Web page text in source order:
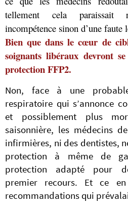
tellement cela paraissait
incompétence sinon d’une faute
Bien que dans le cœur de
soignants libéraux devront
protection FFP2.
Non, face à une
respiratoire qui s’annonce
et possiblement plus
saisonnière, les médecins
infirmières, ni des dentistes,
protection à même de
protection adapté pour
premier recours. Et ce
recommandations qui